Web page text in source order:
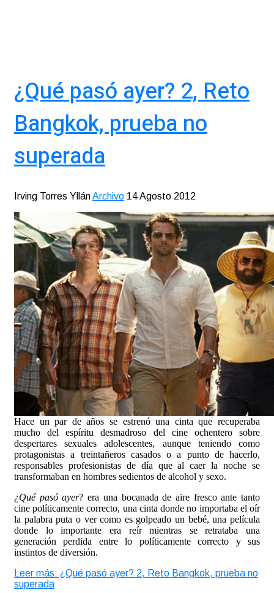
¿Qué pasó ayer? 2, Reto
Bangkok, prueba no
superada
Irving Torres YllánArchivo 14 Agosto 2012
Hace un par de años se estrenó una cinta que recuperaba
mucho del espíritu desmadroso del cine ochentero sobre
despertares sexuales adolescentes, aunque teniendo como
protagonistas a treintañeros casados o a punto de hacerlo,
responsables profesionistas de día que al caer la noche se
transformaban en hombres sedientos de alcohol y sexo.
¿Qué pasó ayer? era una bocanada de aire fresco ante tanto
cine políticamente correcto, una cinta donde no importaba el oír
la palabra puta o ver como es golpeado un bebé, una película
donde lo importante era reír mientras se retrataba una
generación perdida entre lo políticamente correcto y sus
instintos de diversión.
Leer más: ¿Qué pasó ayer? 2, Reto Bangkok, prueba no
superada